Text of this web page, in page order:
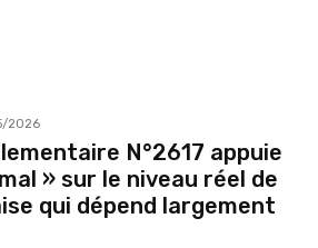
2026
N°2617 appuie
» sur le niveau réel de
qui dépend largement